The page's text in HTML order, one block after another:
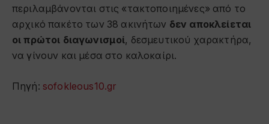
περιλαμβάνονται στις «τακτοποιημένες» από το
αρχικό πακέτο των 38 ακινήτων δεν αποκλείεται
οι πρώτοι διαγωνισμοί, δεσμευτικού χαρακτήρα,
να γίνουν και μέσα στο καλοκαίρι.
Πηγή: sofokleous10.gr